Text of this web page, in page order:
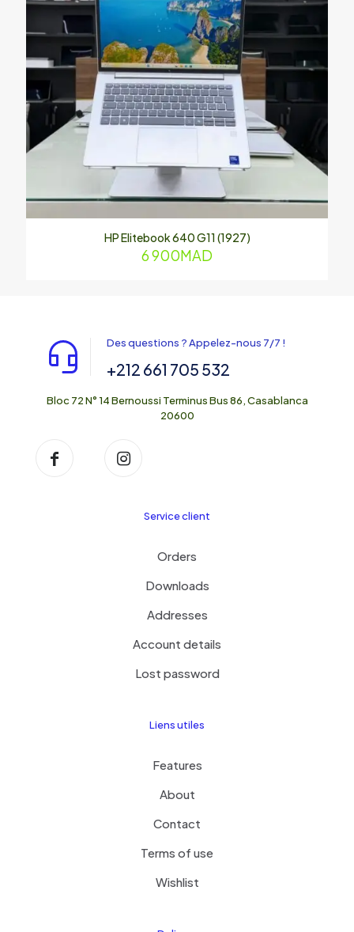
HP Elitebook 640 G11 (1927)
6 900MAD
Des questions ? Appelez-nous 7/7 !
+212 661 705 532
Bloc 72 N° 14 Bernoussi Terminus Bus 86, Casablanca
20600
Service client
Orders
Downloads
Addresses
Account details
Lost password
Liens utiles
Features
About
Contact
Terms of use
Wishlist